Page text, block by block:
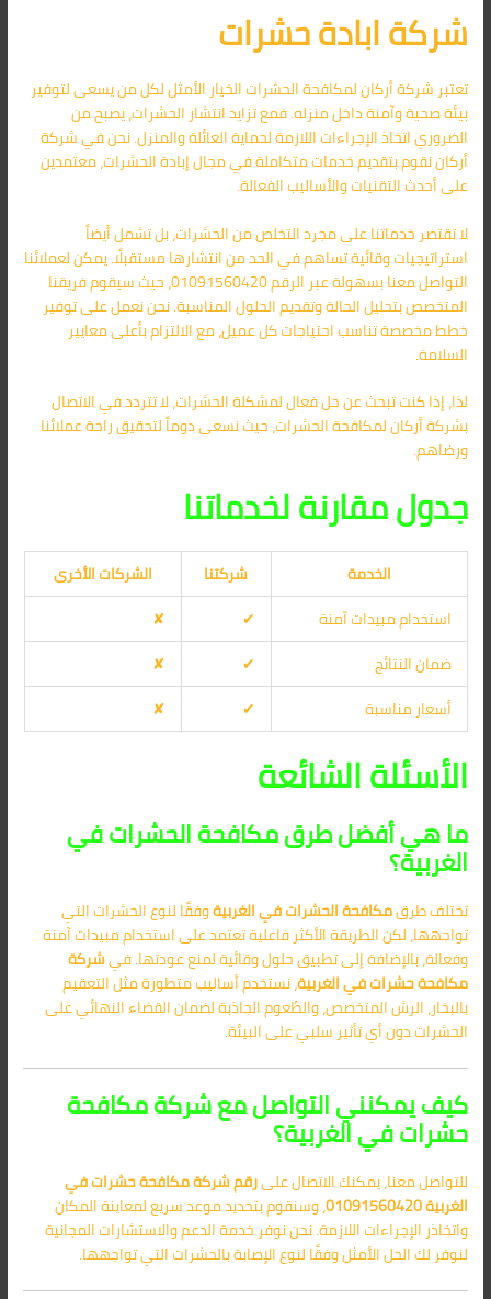
شركة ابادة حشرات
تعتبر شركة أركان لمكافحة الحشرات الخيار الأمثل لكل من يسعى لتوفير
بيئة صحية وآمنة داخل منزله. فمع تزايد انتشار الحشرات، يصبح من
الضروري اتخاذ الإجراءات اللازمة لحماية العائلة والمنزل. نحن في شركة
أركان نقوم بتقديم خدمات متكاملة في مجال إبادة الحشرات، معتمدين
على أحدث التقنيات والأساليب الفعالة.
لا تقتصر خدماتنا على مجرد التخلص من الحشرات، بل تشمل أيضاً
استراتيجيات وقائية تساهم في الحد من انتشارها مستقبلًا. يمكن لعملائنا
التواصل معنا بسهولة عبر الرقم 01091560420، حيث سيقوم فريقنا
المتخصص بتحليل الحالة وتقديم الحلول المناسبة. نحن نعمل على توفير
خطط مخصصة تناسب احتياجات كل عميل، مع الالتزام بأعلى معايير
السلامة.
لذا، إذا كنت تبحث عن حل فعال لمشكلة الحشرات، لا تتردد في الاتصال
بشركة أركان لمكافحة الحشرات، حيث نسعى دوماً لتحقيق راحة عملائنا
ورضاهم.
جدول مقارنة لخدماتنا
الخدمة شركتنا
الشركات الأخرى
استخدام مبيدات آمنة
✔
✘
ضمان النتائج
✔
✘
أسعار مناسبة
✔
✘
الأسئلة الشائعة
ما هي أفضل طرق مكافحة الحشرات في
الغربية؟
تختلف طرقمكافحة الحشرات في الغربيةوفقًا لنوع الحشرات التي
تواجهها، لكن الطريقة الأكثر فاعلية تعتمد على استخدام مبيدات آمنة
وفعالة، بالإضافة إلى تطبيق حلول وقائية لمنع عودتها. فيشركة
مكافحة حشرات في الغربية، نستخدم أساليب متطورة مثل التعقيم
بالبخار، الرش المتخصص، والطُعوم الجاذبة لضمان القضاء النهائي على
الحشرات دون أي تأثير سلبي على البيئة.
كيف يمكنني التواصل مع شركة مكافحة
حشرات في الغربية؟
للتواصل معنا، يمكنك الاتصال علىرقم شركة مكافحة حشرات في
الغربية01091560420
، وسنقوم بتحديد موعد سريع لمعاينة المكان
واتخاذر الإجراءات اللازمة. نحن نوفر خدمة الدعم والاستشارات المجانية
لنوفر لك الحل الأمثل وفقًا لنوع الإصابة بالحشرات التي تواجهها.